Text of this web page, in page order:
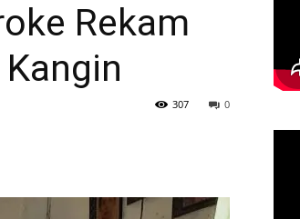
Rekam
0
307